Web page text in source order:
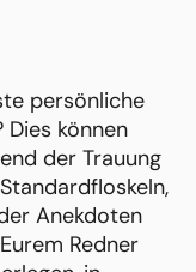
persönliche
können
der Trauung
Anekdoten
Redner